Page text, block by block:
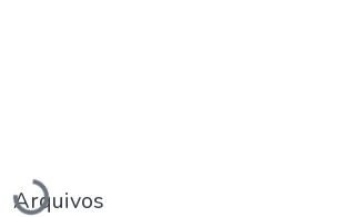
Carregando...
Arquivos